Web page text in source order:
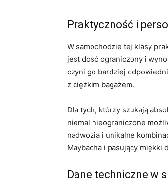
Praktyczność i
W samochodzie tej klasy
jest dość ograniczony i
czyni go bardziej
z ciężkim bagażem.
Dla tych, którzy szukają
niemal nieograniczone
nadwozia i unikalne
Maybacha i pasujący miękki
Dane techniczne w